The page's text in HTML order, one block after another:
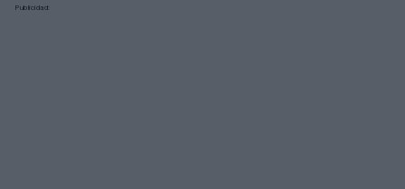
Publicidad: